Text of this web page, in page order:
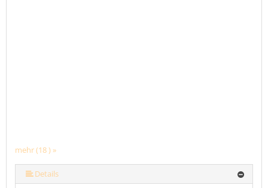
mehr (18 ) »
mehr (18 ) »
mehr (18 ) »
mehr (18 ) »
mehr (18 ) »
mehr (18 ) »
mehr (18 ) »
mehr (18 ) »
mehr (18 ) »
mehr (18 ) »
mehr (18 ) »
mehr (18 ) »
mehr (18 ) »
mehr (18 ) »
mehr (18 ) »
Details